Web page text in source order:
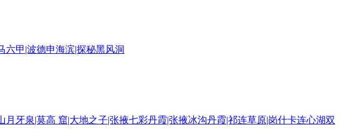
六甲|波德申海滨|探秘黑风洞
牙泉|莫高 窟|大地之子|张掖七彩丹霞|张掖冰沟丹霞|祁连草原|岗什卡连心湖双